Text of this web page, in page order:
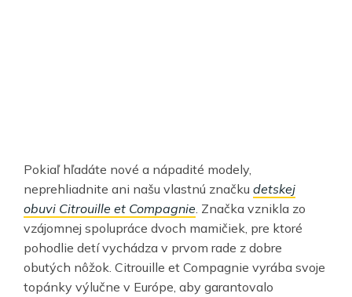
Pokiaľ hľadáte nové a nápadité modely,
neprehliadnite ani našu vlastnú značku detskej
obuvi Citrouille et Compagnie . Značka vznikla zo
vzájomnej spolupráce dvoch mamičiek, pre ktoré
pohodlie detí vychádza v prvom rade z dobre
obutých nôžok. Citrouille et Compagnie vyrába svoje
topánky výlučne v Európe, aby garantovalo